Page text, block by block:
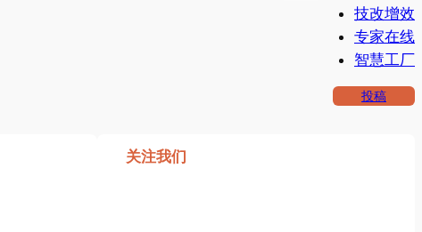
技改增效
专家在线
智慧工厂
投稿
关注我们